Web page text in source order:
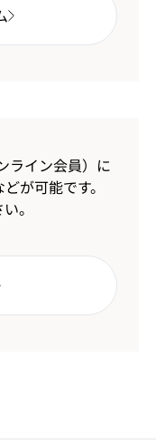
ライン会員）に
が可能です。
。